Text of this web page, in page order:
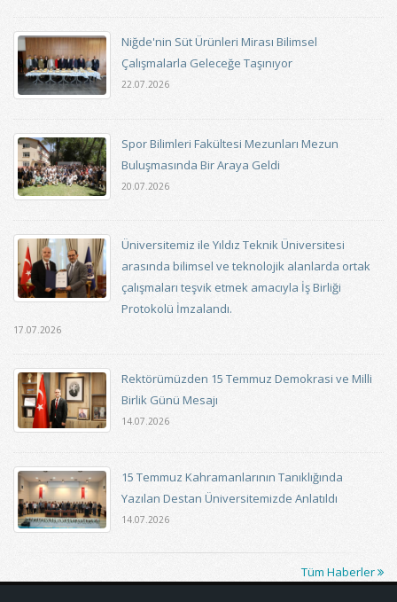
Niğde'nin Süt Ürünleri Mirası Bilimsel
Çalışmalarla Geleceğe Taşınıyor
22.07.2026
Spor Bilimleri Fakültesi Mezunları Mezun
Buluşmasında Bir Araya Geldi
20.07.2026
Üniversitemiz ile Yıldız Teknik Üniversitesi
arasında bilimsel ve teknolojik alanlarda ortak
çalışmaları teşvik etmek amacıyla İş Birliği
Protokolü İmzalandı.
17.07.2026
Rektörümüzden 15 Temmuz Demokrasi ve Milli
Birlik Günü Mesajı
14.07.2026
15 Temmuz Kahramanlarının Tanıklığında
Yazılan Destan Üniversitemizde Anlatıldı
14.07.2026
Tüm Haberler